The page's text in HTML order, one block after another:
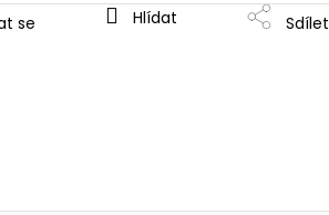
se Hlídat Sdílet